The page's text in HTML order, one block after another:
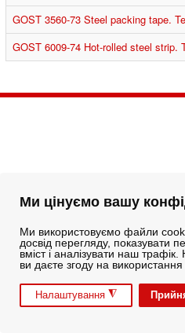
Ми цінуємо вашу
Ми використовуємо файли
досвід перегляду, показувати
вміст і аналізувати наш
ви даєте згоду на
Налаштування ◮
GOST 3560-73 Steel packing tape.
GOST 6009-74 Hot-rolled steel strip.